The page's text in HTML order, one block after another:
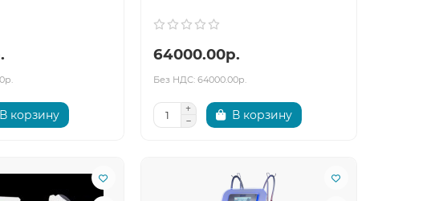
В корзину
64000.00р.
Без НДС: 64000.00р.
В корзину